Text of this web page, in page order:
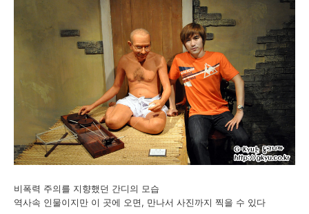
비폭력 주의를 지향했던 간디의 모습
역사속 인물이지만 이 곳에 오면, 만나서 사진까지 찍을 수 있다